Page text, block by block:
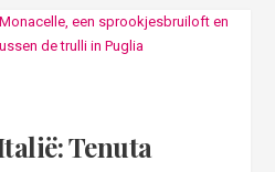
Tenuta